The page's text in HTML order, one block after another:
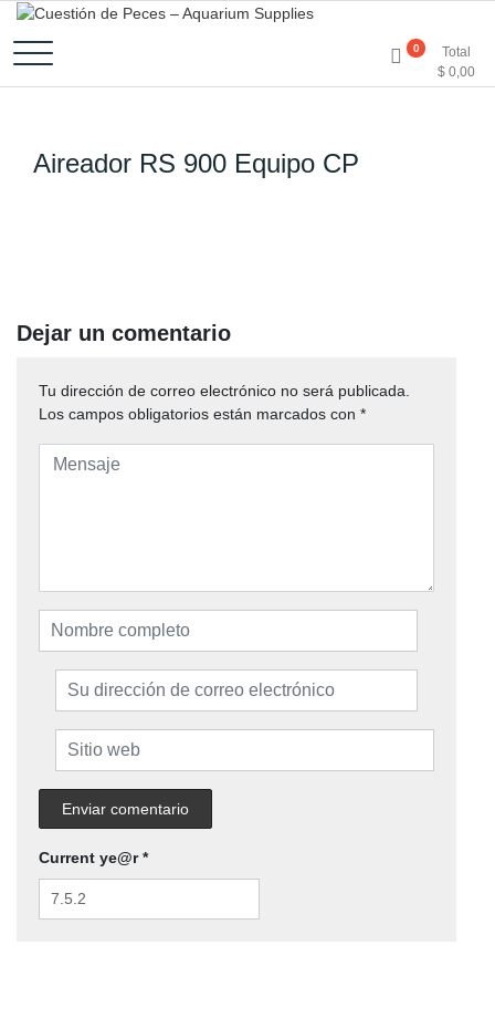
Cuestión de Peces –
Aquarium Supplies
0
Total
$ 0,00
Aireador RS 900 Equipo CP
Dejar un comentario
Tu dirección de correo electrónico no será publicada.
Los campos obligatorios están marcados con *
Current ye@r*